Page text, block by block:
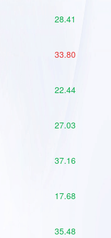
28.41
33.80
22.44
27.03
37.16
17.68
35.48